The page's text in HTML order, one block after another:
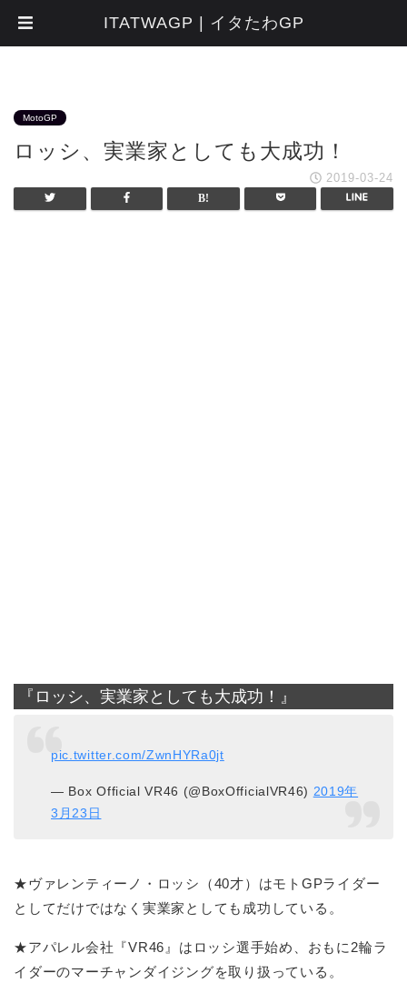
MotoGP
ロッシ、実業家としても大成功！
2019-03-24
『ロッシ、実業家としても大成功！』
pic.twitter.com/ZwnHYRa0jt
— Box Official VR46 (@BoxOfficialVR46) 2019年
3月23日
★ヴァレンティーノ・ロッシ（40才）はモトGPライダー
としてだけではなく実業家としても成功している。
★アパレル会社『VR46』はロッシ選手始め、おもに2輪ラ
イダーのマーチャンダイジングを取り扱っている。
ITATWAGP | イタたわGP